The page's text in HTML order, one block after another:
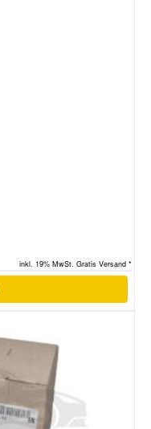
inkl. 19% MwSt. Gratis Versand *